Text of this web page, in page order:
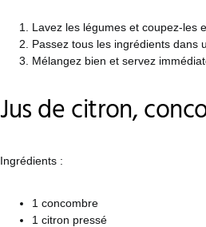
Lavez les légumes et coupez-les
Passez tous les ingrédients dans
Mélangez bien et servez
Jus de citron,
Ingrédients :
1 concombre
1 citron pressé